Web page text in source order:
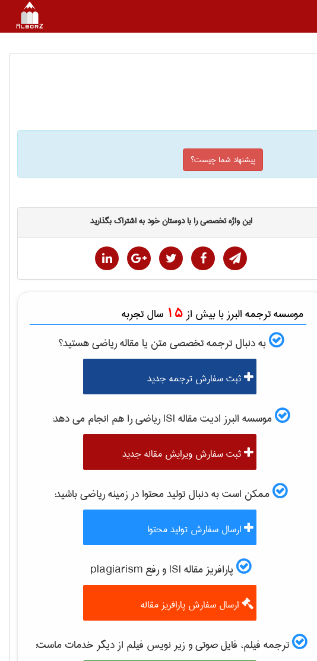
پیشنهاد شما چیست؟
این واژه تخصصی را با دوستان خود به اشتراک بگذارید
موسسه ترجمه البرز با بیش از 15 سال تجربه
به دنبال ترجمه تخصصی متن یا مقالهرياضیهستید؟
ثبت سفارش ترجمه جدید
موسسه البرز ادیت مقاله ISI رياضیرا هم انجام می دهد:
ثبت سفارش ویرایش مقاله جدید
ممکن است به دنبال تولید محتوا در زمینهرياضیباشید:
ارسال سفارش تولید محتوا
پارافریز مقاله ISI و رفع plagiarism
ارسال سفارش پارافریز مقاله
ترجمه فیلم، فایل صوتی و زیر نویس فیلم از دیگر خدمات ماست: